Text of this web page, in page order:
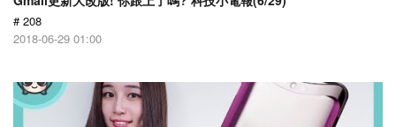
# 208
2018-06-29 01:00